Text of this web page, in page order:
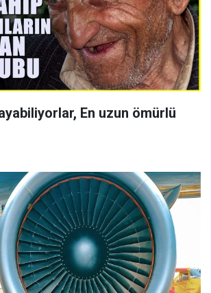
En uzun ömürlü